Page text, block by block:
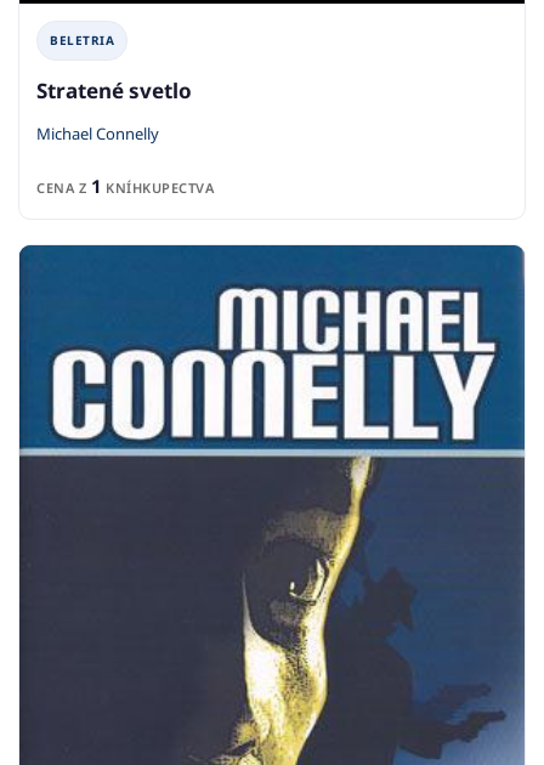
BELETRIA
Stratené svetlo
Michael Connelly
CENA Z 1 KNÍHKUPECTVA